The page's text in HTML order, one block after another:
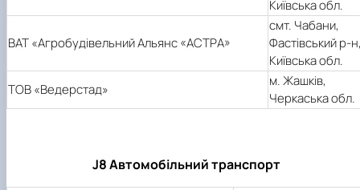
Київська обл.
ВАТ «Агробудівельний Альянс «АСТРА»
смт. Чабани,
Фастівський р-
Київська обл.
ТОВ «Ведерстад»
м. Жашків,
Черкаська обл.
J8 Автомобільний транспорт